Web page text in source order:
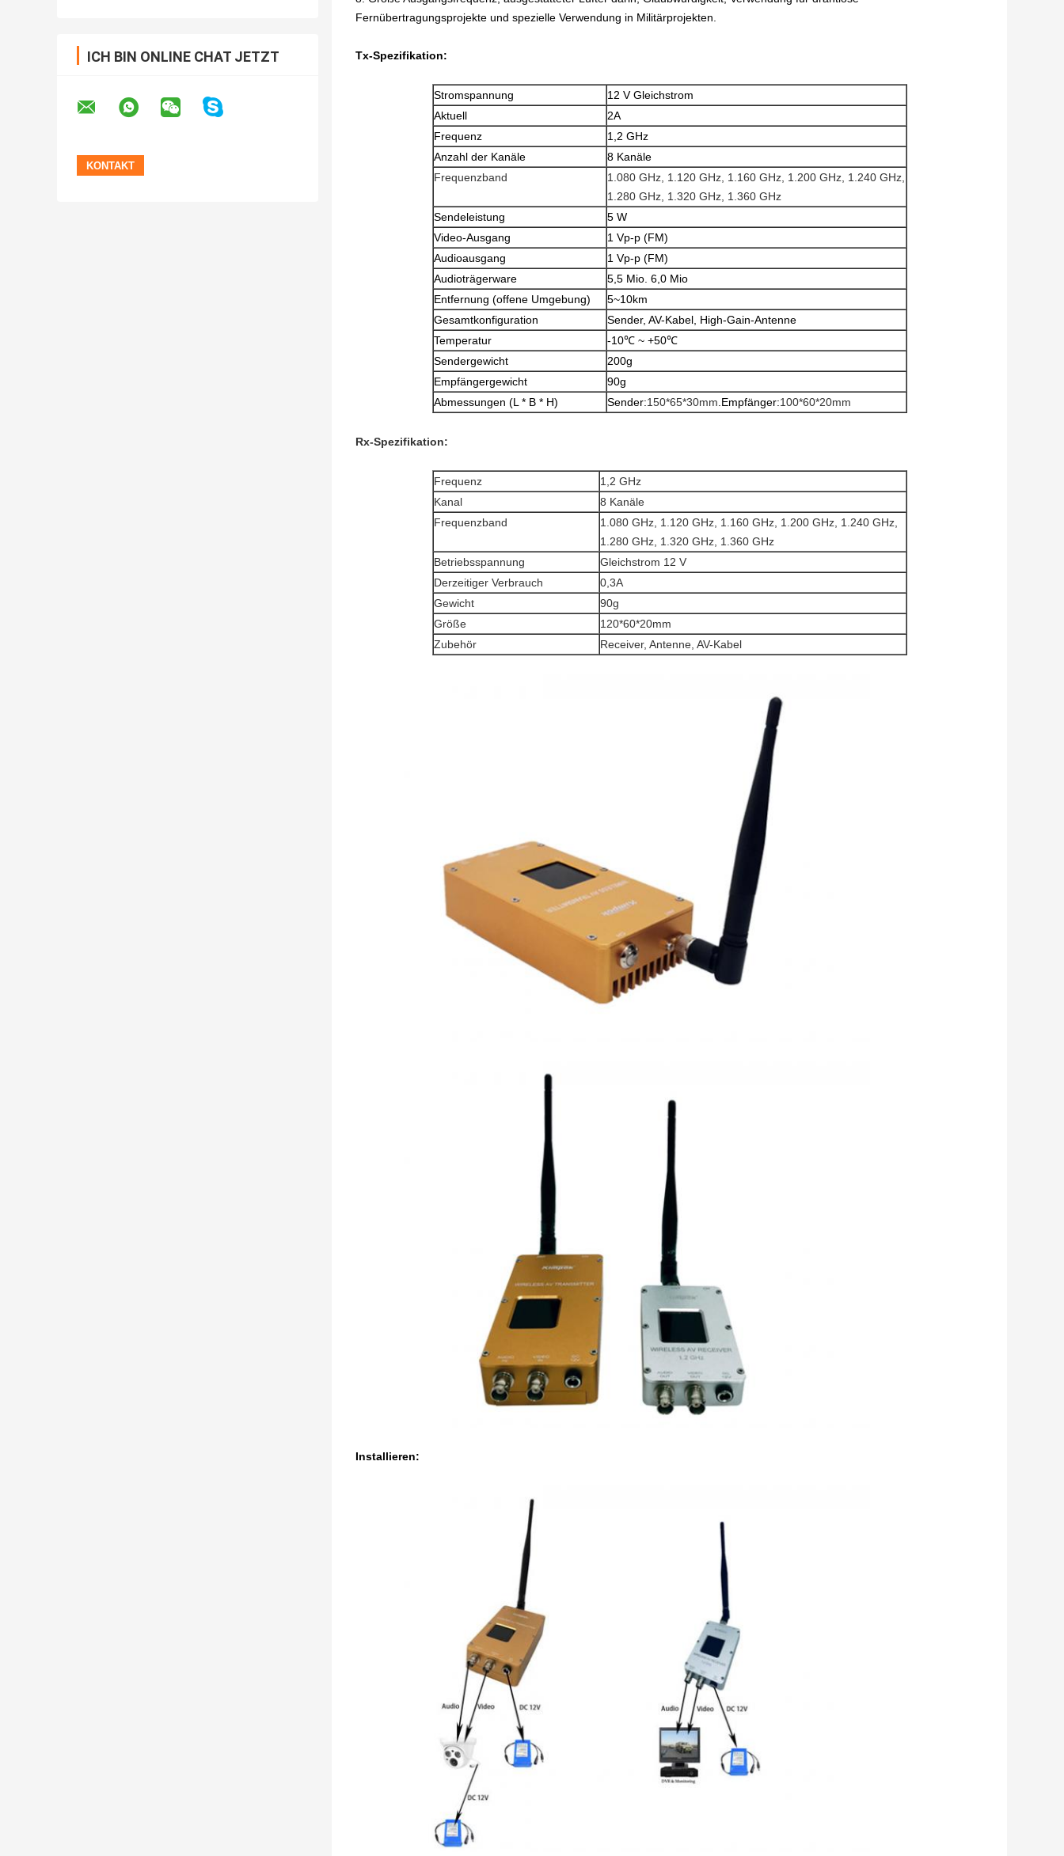
ICH BIN ONLINE CHAT JETZT
Fernübertragungsprojekte und spezielle Verwendung in Militärprojekten.
Tx-Spezifikation:
Stromspannung
12 V Gleichstrom
Aktuell
2A
Frequenz
1,2 GHz
Anzahl der Kanäle
8 Kanäle
Frequenzband
1.080 GHz, 1.120 GHz, 1.160 GHz, 1.200 GHz, 1.240 GHz,
1.280 GHz, 1.320 GHz, 1.360 GHz
Sendeleistung
5 W
Video-Ausgang
1 Vp-p (FM)
Audioausgang
1 Vp-p (FM)
Audioträgerware
5,5 Mio. 6,0 Mio
Entfernung (offene Umgebung)
5~10km
Gesamtkonfiguration
Sender, AV-Kabel, High-Gain-Antenne
Temperatur
-10℃ ~ +50℃
Sendergewicht
200g
Empfängergewicht
90g
Abmessungen (L * B * H)
Sender:150*65*30mm.Empfänger:100*60*20mm
Rx-Spezifikation:
Frequenz
1,2 GHz
Kanal
8 Kanäle
Frequenzband
1.080 GHz, 1.120 GHz, 1.160 GHz, 1.200 GHz, 1.240 GHz,
1.280 GHz, 1.320 GHz, 1.360 GHz
Betriebsspannung
Gleichstrom 12 V
Derzeitiger Verbrauch
0,3A
Gewicht
90g
Größe
120*60*20mm
Zubehör
Receiver, Antenne, AV-Kabel
Installieren: